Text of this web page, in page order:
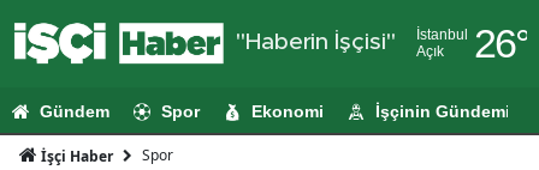
"Haberin İşçisi"
İstanbul
Açık
26°
Adıyaman
Gündem Spor Ekonomi İşçinin Gündemi
İşçi Haber Spor